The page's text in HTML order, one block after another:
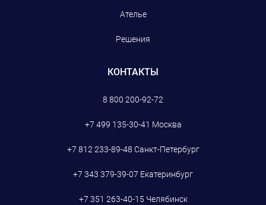
Ателье
Решения
КОНТАКТЫ
8 800 200-92-72
+7 499 135-30-41 Москва
+7 812 233-89-48 Санкт-Петербург
+7 343 379-39-07 Екатеринбург
+7 351 263-40-15 Челябинск